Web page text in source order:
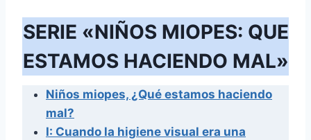
SERIE «NIÑOS MIOPES: QUE
ESTAMOS HACIENDO MAL»
Niños miopes, ¿Qué estamos haciendo
mal?
I: Cuando la higiene visual era una